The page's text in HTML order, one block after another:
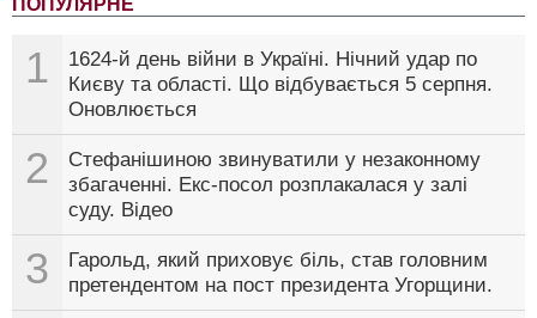
ПОПУЛЯРНЕ
1
1624-й день війни в Україні. Нічний удар по
Києву та області. Що відбувається 5 серпня.
Оновлюється
2
Стефанішиною звинуватили у незаконному
збагаченні. Екс-посол розплакалася у залі
суду. Відео
3
Гарольд, який приховує біль, став головним
претендентом на пост президента Угорщини.